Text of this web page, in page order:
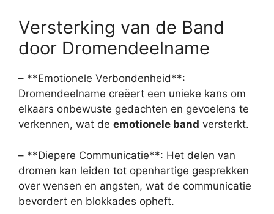
Versterking van de Band
door Dromendeelname
– **Emotionele Verbondenheid**:
Dromendeelname creëert een unieke kans om
elkaars onbewuste gedachten en gevoelens te
verkennen, wat de emotionele band versterkt.
– **Diepere Communicatie**: Het delen van
dromen kan leiden tot openhartige gesprekken
over wensen en angsten, wat de communicatie
bevordert en blokkades opheft.